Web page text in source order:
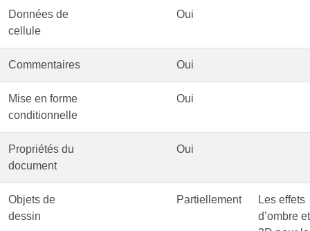
Données de
cellule
Oui
Commentaires Oui
Mise en forme
conditionnelle
Oui
Propriétés du
document
Oui
Objets de
dessin
Partiellement
Les effets
d’ombre et